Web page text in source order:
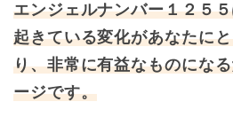
エンジェルナンバー１２５
起きている変化があなたに
り、非常に有益なものにな
ージです。